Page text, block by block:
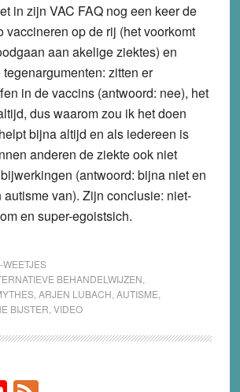
in zijn VAC FAQ nog een keer de
vaccineren op de rij (het voorkomt
aan akelige ziektes) en
zitten er
in de vaccins (antwoord: nee), het
dus waarom zou ik het doen
bijna altijd en als iedereen is
anderen de ziekte ook niet
(antwoord: bijna niet en
autisme van). Zijn conclusie: niet-
en super-egoistsich.
WEETJES
BEHANDELWIJZEN
, ARJEN LUBACH AUTISME
BIJSTER VIDEO